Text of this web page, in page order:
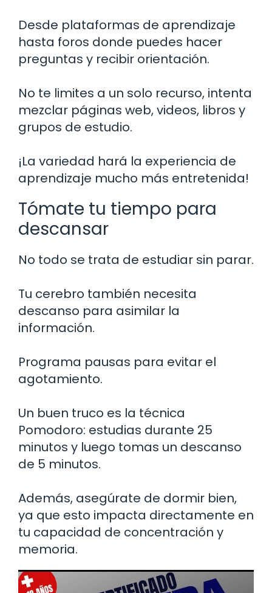
Desde plataformas de aprendizaje
hasta foros donde puedes hacer
preguntas y recibir orientación.
No te limites a un solo recurso, intenta
mezclar páginas web, videos, libros y
grupos de estudio.
¡La variedad hará la experiencia de
aprendizaje mucho más entretenida!
Tómate tu tiempo para
descansar
No todo se trata de estudiar sin parar.
Tu cerebro también necesita
descanso para asimilar la
información.
Programa pausas para evitar el
agotamiento.
Un buen truco es la técnica
Pomodoro: estudias durante 25
minutos y luego tomas un descanso
de 5 minutos.
Además, asegúrate de dormir bien,
ya que esto impacta directamente en
tu capacidad de concentración y
memoria.